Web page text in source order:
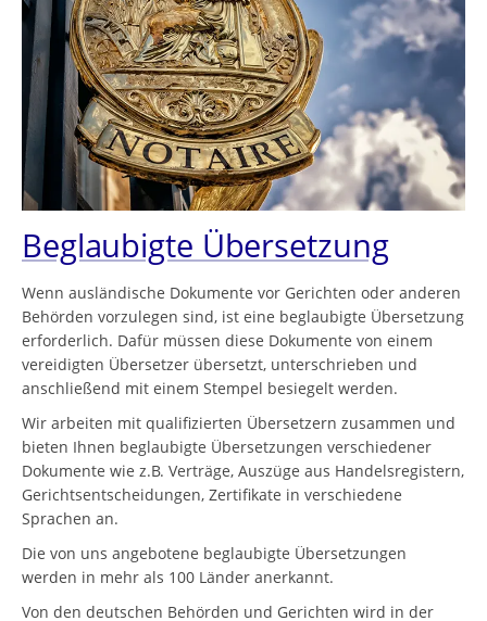
Beglaubigte Übersetzung
Wenn ausländische Dokumente vor Gerichten oder anderen
Behörden vorzulegen sind, ist eine beglaubigte Übersetzung
erforderlich. Dafür müssen diese Dokumente von einem
vereidigten Übersetzer übersetzt, unterschrieben und
anschließend mit einem Stempel besiegelt werden.
Wir arbeiten mit qualifizierten Übersetzern zusammen und
bieten Ihnen beglaubigte Übersetzungen verschiedener
Dokumente wie z.B. Verträge, Auszüge aus Handelsregistern,
Gerichtsentscheidungen, Zertifikate in verschiedene
Sprachen an.
Die von uns angebotene beglaubigte Übersetzungen
werden in mehr als 100 Länder anerkannt.
Von den deutschen Behörden und Gerichten wird in der